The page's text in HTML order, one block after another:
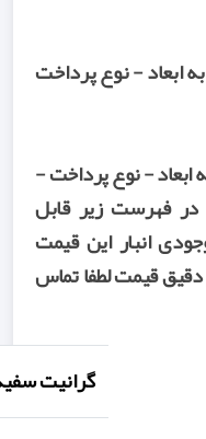
ابعاد - نوع پرداخت
ابعاد - نوع پرداخت -
ضخامت در تاریخ 29 آذر, 1404 در فهرست زیر قابل
انبار این قیمت
دقیق قیمت لطفا تماس
گرانیت